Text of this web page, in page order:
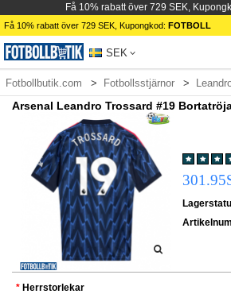
Få 10% rabatt över 729 SEK,
Få 10% rabatt över 729 SEK, Kupongkod: FOTBOLL
SEK
Fotbollbutik.com Fotbollsstjärnor
Arsenal Leandro Trossard #19
Herrstorlekar